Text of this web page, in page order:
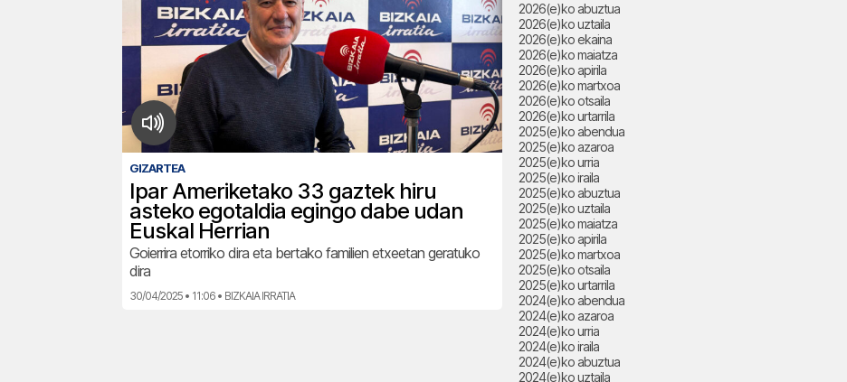
GIZARTEA
Ipar Ameriketako 33 gaztek hiru
asteko egotaldia egingo dabe udan
Euskal Herrian
Goierrira etorriko dira eta bertako familien etxeetan geratuko
dira
30/04/2025 • 11:06 • BIZKAIA IRRATIA
2026(e)ko abuztua
2026(e)ko uztaila
2026(e)ko ekaina
2026(e)ko maiatza
2026(e)ko apirila
2026(e)ko martxoa
2026(e)ko otsaila
2026(e)ko urtarrila
2025(e)ko abendua
2025(e)ko azaroa
2025(e)ko urria
2025(e)ko iraila
2025(e)ko abuztua
2025(e)ko uztaila
2025(e)ko maiatza
2025(e)ko apirila
2025(e)ko martxoa
2025(e)ko otsaila
2025(e)ko urtarrila
2024(e)ko abendua
2024(e)ko azaroa
2024(e)ko urria
2024(e)ko iraila
2024(e)ko abuztua
2024(e)ko uztaila